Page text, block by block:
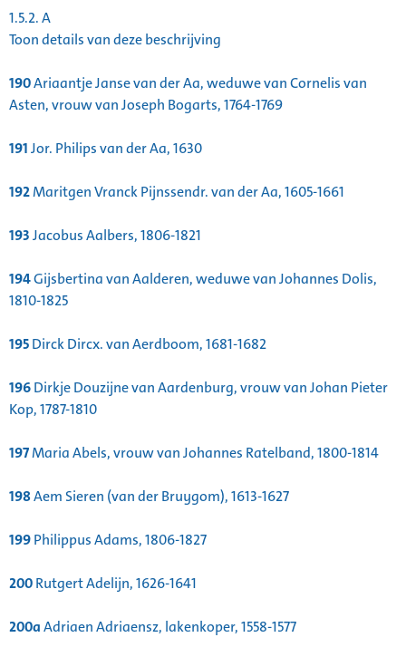
1.5.2.A
Toon details van deze beschrijving
190Ariaantje Janse van der Aa, weduwe van Cornelis van
Asten, vrouw van Joseph Bogarts, 1764-1769
191Jor. Philips van der Aa, 1630
192Maritgen Vranck Pijnssendr. van der Aa, 1605-1661
193Jacobus Aalbers, 1806-1821
194Gijsbertina van Aalderen, weduwe van Johannes Dolis,
1810-1825
195Dirck Dircx. van Aerdboom, 1681-1682
196Dirkje Douzijne van Aardenburg, vrouw van Johan Pieter
Kop, 1787-1810
197Maria Abels, vrouw van Johannes Ratelband, 1800-1814
198Aem Sieren (van der Bruygom), 1613-1627
199Philippus Adams, 1806-1827
200Rutgert Adelijn, 1626-1641
200aAdriaen Adriaensz, lakenkoper, 1558-1577